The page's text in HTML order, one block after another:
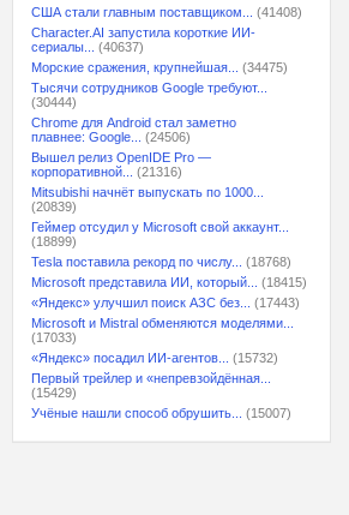
США стали главным поставщиком...
(41408)
Character.AI запустила короткие ИИ-
сериалы...
(40637)
Морские сражения, крупнейшая...
(34475)
Тысячи сотрудников Google требуют...
(30444)
Chrome для Android стал заметно
плавнее: Google...
(24506)
Вышел релиз OpenIDE Pro —
корпоративной...
(21316)
Mitsubishi начнёт выпускать по 1000...
(20839)
Геймер отсудил у Microsoft свой аккаунт...
(18899)
Tesla поставила рекорд по числу...
(18768)
Microsoft представила ИИ, который...
(18415)
«Яндекс» улучшил поиск АЗС без...
(17443)
Microsoft и Mistral обменяются моделями...
(17033)
«Яндекс» посадил ИИ-агентов...
(15732)
Первый трейлер и «непревзойдённая...
(15429)
Учёные нашли способ обрушить...
(15007)